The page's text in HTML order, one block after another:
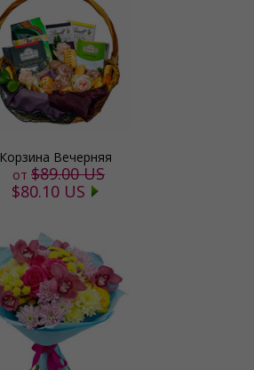
Корзина Вечерняя
от $89.00 US
$80.10 US